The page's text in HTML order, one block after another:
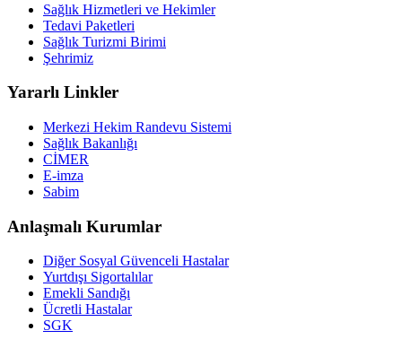
Sağlık Hizmetleri ve Hekimler
Tedavi Paketleri
Sağlık Turizmi Birimi
Şehrimiz
Yararlı Linkler
Merkezi Hekim Randevu Sistemi
Sağlık Bakanlığı
CİMER
E-imza
Sabim
Anlaşmalı Kurumlar
Diğer Sosyal Güvenceli Hastalar
Yurtdışı Sigortalılar
Emekli Sandığı
Ücretli Hastalar
SGK